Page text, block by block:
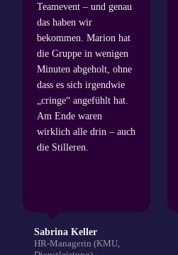
Teamevent – und genau
das haben wir
bekommen. Marion hat
die Gruppe in wenigen
Minuten abgeholt, ohne
dass es sich irgendwie
„cringe“ angefühlt hat.
Am Ende waren
wirklich alle drin – auch
die Stilleren.
Sabrina Keller
HR-Managerin (KMU,